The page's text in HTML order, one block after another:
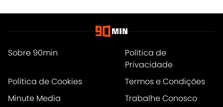
Sobre 90min
Política de
Privacidade
Política de Cookies
Termos e Condições
Minute Media
Trabalhe Conosco